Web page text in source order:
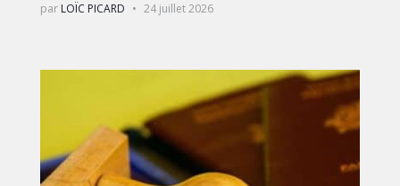
par LOÏC PICARD 24 juillet 2026